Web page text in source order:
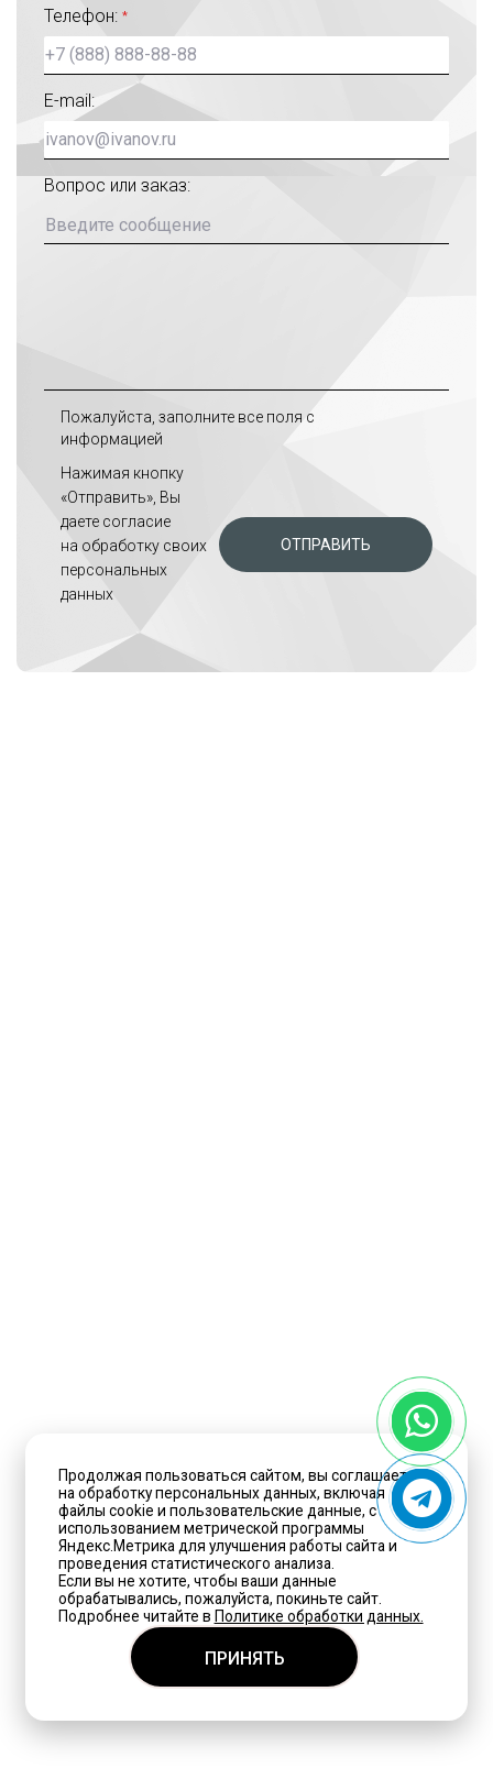
Продолжая пользоваться сайтом, вы соглашаетесь
на обработку персональных данных, включая
файлы cookie и пользовательские данные, с
использованием метрической программы
Яндекс.Метрика для улучшения работы сайта и
проведения статистического анализа.
Если вы не хотите, чтобы ваши данные
обрабатывались, пожалуйста, покиньте сайт.
Подробнее читайте в Политике обработки данных.
ПРИНЯТЬ
Телефон: *
E-mail:
Вопрос или заказ:
Пожалуйста, заполните все поля с
информацией
Нажимая кнопку
«Отправить», Вы
даете согласие
на обработку своих
персональных
данных
ОТПРАВИТЬ